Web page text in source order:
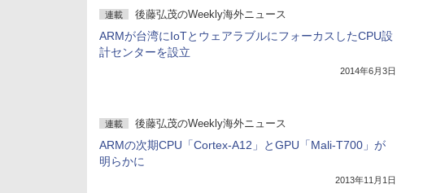
連載 後藤弘茂のWeekly海外ニュース
ARMが台湾にIoTとウェアラブルにフォーカスしたCPU設
計センターを設立
2014年6月3日
連載 後藤弘茂のWeekly海外ニュース
ARMの次期CPU「Cortex-A12」とGPU「Mali-T700」が
明らかに
2013年11月1日